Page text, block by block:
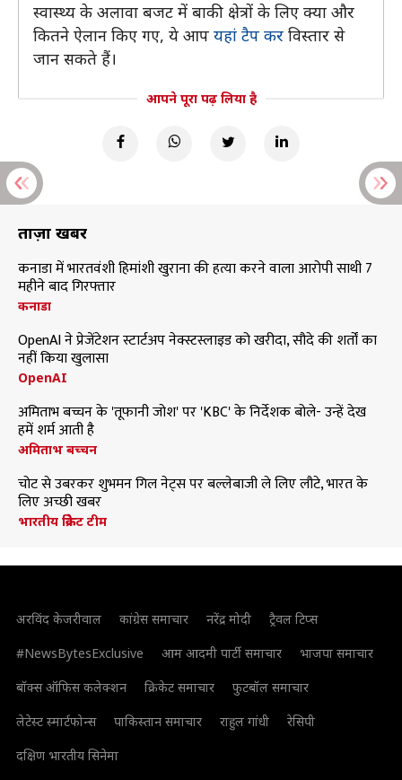
स्वास्थ्य के अलावा बजट में बाकी क्षेत्रों के लिए क्या और
कितने ऐलान किए गए, ये आप यहां टैप कर विस्तार से
जान सकते हैं।
आपने पूरा पढ़ लिया है
ताज़ा खबरें
कनाडा में भारतवंशी हिमांशी खुराना की हत्या करने वाला आरोपी साथी 7
महीने बाद गिरफ्तार
कनाडा
OpenAI ने प्रेजेंटेशन स्टार्टअप नेक्स्टस्लाइड को खरीदा, सौदे की शर्तों का
नहीं किया खुलासा
OpenAI
अमिताभ बच्चन के 'तूफानी जोश' पर 'KBC' के निर्देशक बोले- उन्हें देख
हमें शर्म आती है
अमिताभ बच्चन
चोट से उबरकर शुभमन गिल नेट्स पर बल्लेबाजी ले लिए लौटे, भारत के
लिए अच्छी खबर
भारतीय क्रिकेट टीम
अरविंद केजरीवाल कांग्रेस समाचार नरेंद्र मोदी
ट्रैवल टिप्स
#NewsBytesExclusive
आम आदमी पार्टी समाचार
भाजपा समाचार
बॉक्स ऑफिस कलेक्शन
क्रिकेट समाचार
फुटबॉल समाचार
लेटेस्ट स्मार्टफोन्स
पाकिस्तान समाचार राहुल गांधी
रेसिपी
दक्षिण भारतीय सिनेमा